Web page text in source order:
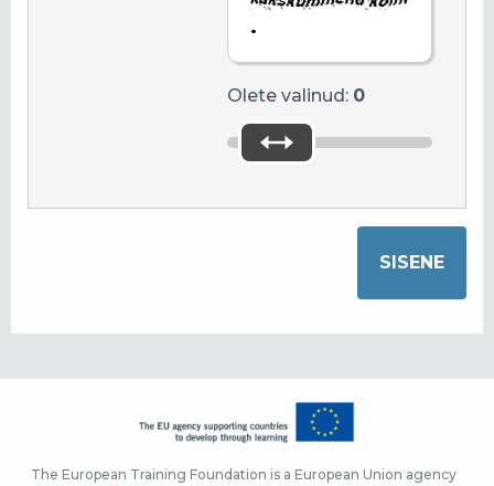
.
Olete valinud: 0
The European Training Foundation is a European Union agency